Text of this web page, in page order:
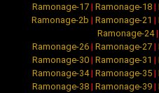
Ramonage-17| Ramonage-18|
Ramonage-2b | Ramonage-21 |
Ramonage-24|
Ramonage-26| Ramonage-27|
Ramonage-30| Ramonage-31 |
Ramonage-34| Ramonage-35|
Ramonage-38| Ramonage-39|